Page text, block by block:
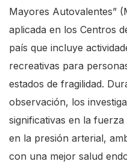
Mayores Autovalentes”
aplicada en los Centros
país que incluye
recreativas para
estados de fragilidad.
observación, los
significativas en la
en la presión arterial,
con una mejor salud